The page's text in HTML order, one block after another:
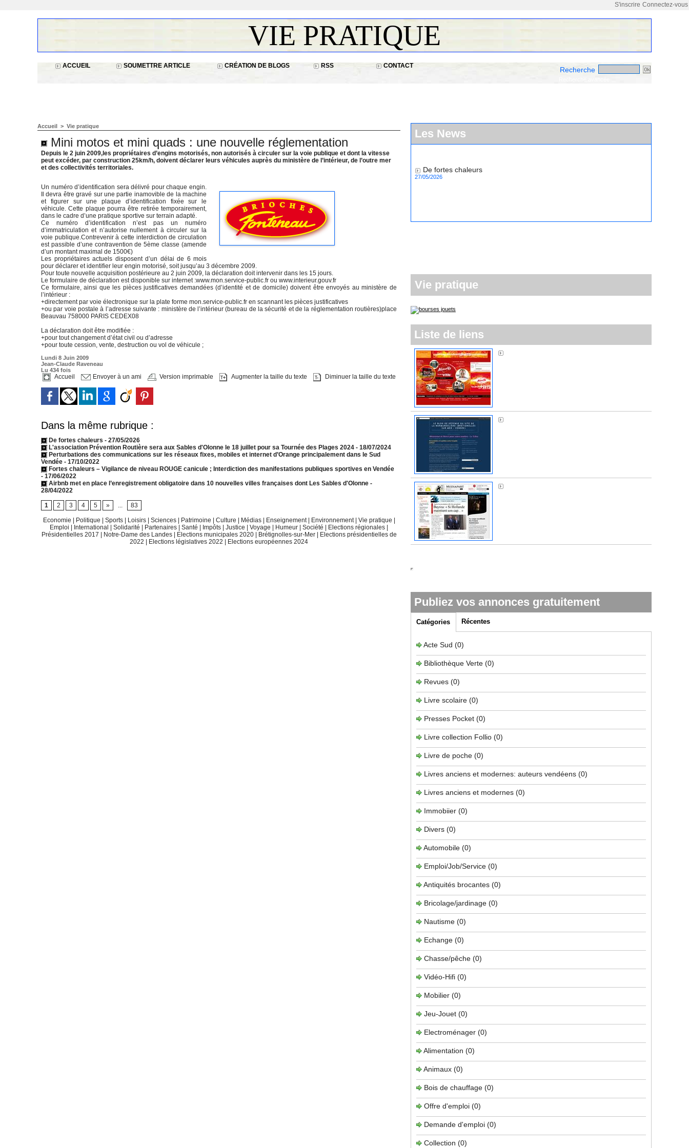
Connectez-vous
S'inscrire
VIE PRATIQUE
ACCUEIL SOUMETTRE ARTICLE CRÉATION DE BLOGS RSS CONTACT Recherche
Accueil > Vie pratique
Mini motos et mini quads : une nouvelle réglementation
Depuis le 2 juin 2009,les propriétaires d’engins motorisés, non autorisés à circuler sur la voie publique et dont la vitesse
peut excéder, par construction 25km/h, doivent déclarer leurs véhicules auprès du ministère de l’intérieur, de l’outre mer
et des collectivités territoriales.
Un numéro d’identification sera délivré pour chaque engin.
Il devra être gravé sur une partie inamovible de la machine
et figurer sur une plaque d’identification fixée sur le
véhicule. Cette plaque pourra être retirée temporairement,
dans le cadre d’une pratique sportive sur terrain adapté.
Ce numéro d’identification n’est pas un numéro
d’immatriculation et n’autorise nullement à circuler sur la
voie publique.Contrevenir à cette interdiction de circulation
est passible d’une contravention de 5ème classe (amende
d’un montant maximal de 1500€)
Les propriétaires actuels disposent d’un délai de 6 mois
pour déclarer et identifier leur engin motorisé, soit jusqu’au 3 décembre 2009.
Pour toute nouvelle acquisition postérieure au 2 juin 2009, la déclaration doit intervenir dans les 15 jours.
Le formulaire de déclaration est disponible sur internet :www.mon.service-public.fr ou www.interieur.gouv.fr
Ce formulaire, ainsi que les pièces justificatives demandées (d’identité et de domicile) doivent être envoyés au ministère de
l’intérieur :
+directement par voie électronique sur la plate forme mon.service-public.fr en scannant les pièces justificatives
+ou par voie postale à l’adresse suivante : ministère de l’intérieur (bureau de la sécurité et de la réglementation routières)place
Beauvau 758000 PARIS CEDEX08
La déclaration doit être modifiée :
+pour tout changement d’état civil ou d’adresse
+pour toute cession, vente, destruction ou vol de véhicule ;
Lundi 8 Juin 2009
Jean-Claude Raveneau
Lu 434 fois
Accueil Envoyer à un ami Version imprimable Augmenter la taille du texte Diminuer la taille du texte
Dans la même rubrique :
De fortes chaleurs - 27/05/2026
L'association Prévention Routière sera aux Sables d'Olonne le 18 juillet pour sa Tournée des Plages 2024 - 18/07/2024
Perturbations des communications sur les réseaux fixes, mobiles et internet d’Orange principalement dans le Sud
Vendée - 17/10/2022
Fortes chaleurs – Vigilance de niveau ROUGE canicule ; Interdiction des manifestations publiques sportives en Vendée
- 17/06/2022
Airbnb met en place l’enregistrement obligatoire dans 10 nouvelles villes françaises dont Les Sables d'Olonne -
28/04/2022
1 2 3 4 5 » ... 83
Economie Politique Sports Loisirs Sciences Patrimoine Culture Médias Enseignement Environnement Vie pratique
Emploi
International Solidarité Partenaires Santé Impôts Justice Voyage Humeur Société Elections régionales
Présidentielles 2017
Notre-Dame des Landes Elections municipales 2020 Brétignolles-sur-Mer
Elections présidentielles de
2022
Elections législatives 2022 Elections européennes 2024
Les News
27/05/2026
Vie pratique
Liste de liens
Publiez vos annonces gratuitement
Catégories Récentes
Acte Sud (0)
Bibliothèque Verte (0)
Revues (0)
Livre scolaire (0)
Presses Pocket (0)
Livre collection Follio (0)
Livre de poche (0)
Livres anciens et modernes: auteurs vendéens (0)
Livres anciens et modernes (0)
Immobiier (0)
Divers (0)
Automobile (0)
Emploi/Job/Service (0)
Antiquités brocantes (0)
Bricolage/jardinage (0)
Nautisme (0)
Echange (0)
Chasse/pêche (0)
Vidéo-Hifi (0)
Mobilier (0)
Jeu-Jouet (0)
Electroménager (0)
Alimentation (0)
Animaux (0)
Bois de chauffage (0)
Offre d'emploi (0)
Demande d'emploi (0)
Collection (0)